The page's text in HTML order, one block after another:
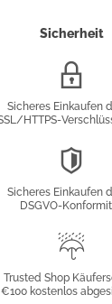
Sicherheit
Sicheres Einkaufen
HTTPS-
Sicheres Einkaufen
DSGVO-
Trusted Shop
€100 kostenlos